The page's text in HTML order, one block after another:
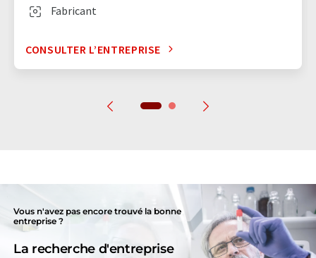
Fabricant
CONSULTER L’ENTREPRISE
Vous n'avez pas encore trouvé la bonne
entreprise ?
La recherche d'entreprise